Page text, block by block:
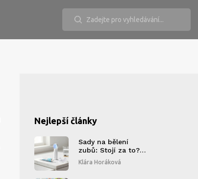
Nejlepší články
Sady na bělení
zubů: Stojí za to?
Upřímné srovnání
výhod a rizik
Klára Horáková